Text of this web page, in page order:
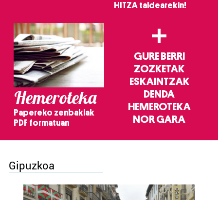
HITZA taldearekin!
Hemeroteka
Papereko zenbakiak
PDF formatuan
+
GURE BERRI
ZOZKETAK
ESKAINTZAK
DENDA
HEMEROTEKA
NOR GARA
Gipuzkoa